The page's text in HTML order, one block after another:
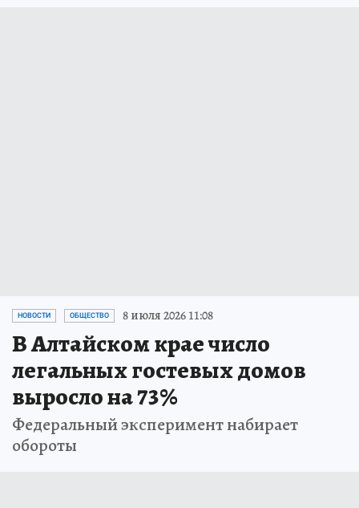
НОВОСТИ ОБЩЕСТВО 8 июля 2026 11:08
В Алтайском крае число
легальных гостевых домов
выросло на 73%
Федеральный эксперимент набирает
обороты